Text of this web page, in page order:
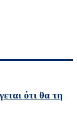
ότι θα τη